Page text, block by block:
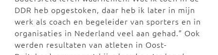
DDR heb opgestoken, daar heb ik later in mijn
werk als coach en begeleider van sporters en in
organisaties in Nederland veel aan gehad.” Ook
werden resultaten van atleten in Oost-